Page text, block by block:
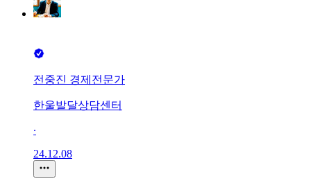
전중진 경제전문가
한울발달상담센터
∙
24.12.08